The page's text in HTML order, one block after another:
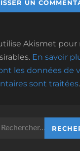
Akismet pour
En savoir
les données de
sont traitées.
: